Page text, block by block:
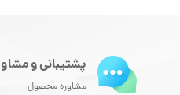
پشتیبانی و
مشاوره محصول